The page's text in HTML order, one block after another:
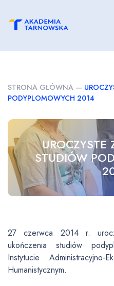
STRONA GŁÓWNA —
PODYPLOMOWYCH 2014
UROCZYSTE
STUDIÓW
27 czerwca 2014 r.
ukończenia studiów
Instytucie Administracyjno-
Humanistycznym.